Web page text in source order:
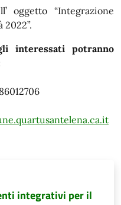
oggetto “Integrazione
2022”.
interessati potranno
integrativi per il